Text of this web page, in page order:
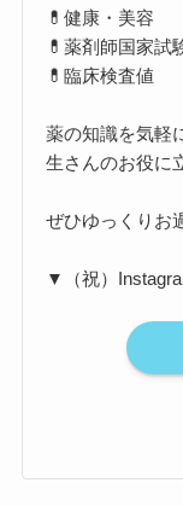
💊健康・美容
💊薬剤師国家試
💊臨床検査値
薬の知識を気軽
生さんのお役に
ぜひゆっくりお
▼（祝）